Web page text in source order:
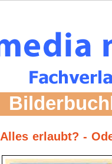
Alles erlaubt? -